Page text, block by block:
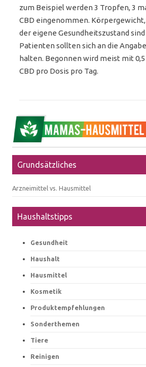
zum Beispiel werden 3 Tropfen, 3
CBD eingenommen.
der eigene Gesundheitszustand
Patienten sollten sich an die
halten. Begonnen wird meist mit 0,5
CBD pro Dosis pro Tag.
Grundsätzliches
Arzneimittel vs. Hausmittel
Haushaltstipps
Gesundheit
Haushalt
Hausmittel
Kosmetik
Produktempfehlungen
Sonderthemen
Tiere
Reinigen